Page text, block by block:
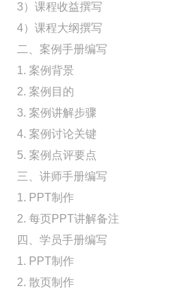
3）课程收益撰写
4）课程大纲撰写
二、案例手册编写
1. 案例背景
2. 案例目的
3. 案例讲解步骤
4. 案例讨论关键
5. 案例点评要点
三、讲师手册编写
1. PPT制作
2. 每页PPT讲解备注
四、学员手册编写
1. PPT制作
2. 散页制作